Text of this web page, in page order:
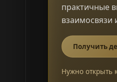
практичные
взаимосвязи
Получить
Нужно открыть